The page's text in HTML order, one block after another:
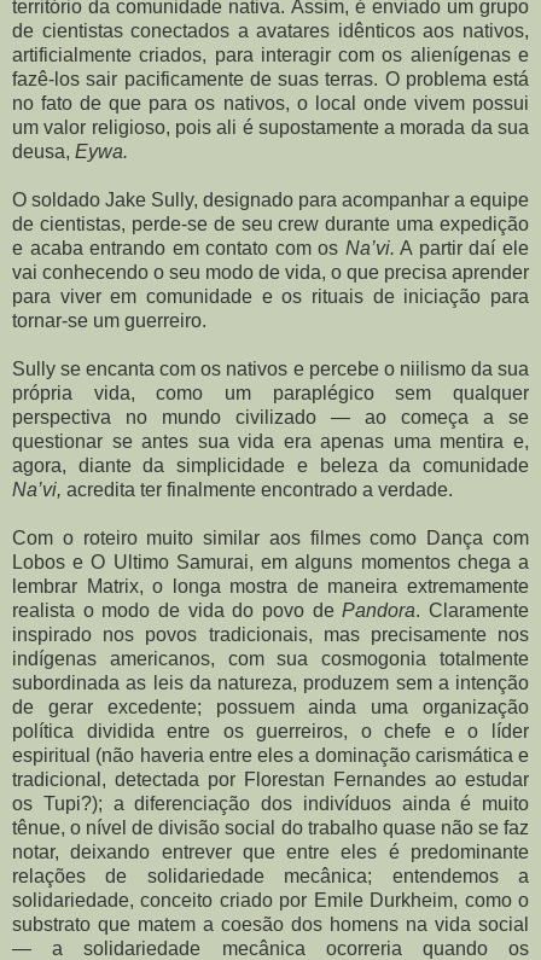
território da comunidade nativa. Assim, é enviado um grupo
de cientistas conectados a avatares idênticos aos nativos,
artificialmente criados, para interagir com os alienígenas e
fazê-los sair pacificamente de suas terras. O problema está
no fato de que para os nativos, o local onde vivem possui
um valor religioso, pois ali é supostamente a morada da sua
deusa, Eywa.
O soldado Jake Sully, designado para acompanhar a equipe
de cientistas, perde-se de seu crew durante uma expedição
e acaba entrando em contato com os Na’vi. A partir daí ele
vai conhecendo o seu modo de vida, o que precisa aprender
para viver em comunidade e os rituais de iniciação para
tornar-se um guerreiro.
Sully se encanta com os nativos e percebe o niilismo da sua
própria vida, como um paraplégico sem qualquer
perspectiva no mundo civilizado — ao começa a se
questionar se antes sua vida era apenas uma mentira e,
agora, diante da simplicidade e beleza da comunidade
Na’vi, acredita ter finalmente encontrado a verdade.
Com o roteiro muito similar aos filmes como Dança com
Lobos e O Ultimo Samurai, em alguns momentos chega a
lembrar Matrix, o longa mostra de maneira extremamente
realista o modo de vida do povo dePandora. Claramente
inspirado nos povos tradicionais, mas precisamente nos
indígenas americanos, com sua cosmogonia totalmente
subordinada as leis da natureza, produzem sem a intenção
de gerar excedente; possuem ainda uma organização
política dividida entre os guerreiros, o chefe e o líder
espiritual (não haveria entre eles a dominação carismática e
tradicional, detectada por Florestan Fernandes ao estudar
os Tupi?); a diferenciação dos indivíduos ainda é muito
tênue, o nível de divisão social do trabalho quase não se faz
notar, deixando entrever que entre eles é predominante
relações de solidariedade mecânica; entendemos a
solidariedade, conceito criado por Emile Durkheim, como o
substrato que matem a coesão dos homens na vida social
— a solidariedade mecânica ocorreria quando os